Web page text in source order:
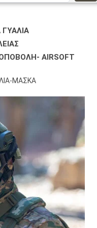
ΓΥΑΛΙΑ
AIRSOFT
ΜΑΣΚΑ